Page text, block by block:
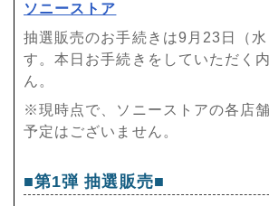
ソニーストア
抽選販売のお手続きは9月23日（水
す。本日お手続きをしていただく
ん。
※現時点で、ソニーストアの各店
予定はございません。
■第1弾 抽選販売■